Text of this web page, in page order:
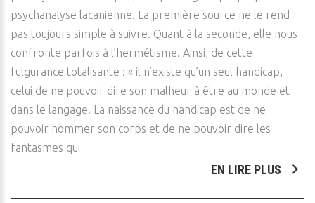
psychanalyse lacanienne. La première source ne le rend
pas toujours simple à suivre. Quant à la seconde, elle nous
confronte parfois à l’hermétisme. Ainsi, de cette
fulgurance totalisante : « il n’existe qu’un seul handicap,
celui de ne pouvoir dire son malheur à être au monde et
dans le langage. La naissance du handicap est de ne
pouvoir nommer son corps et de ne pouvoir dire les
fantasmes qui
EN LIRE PLUS